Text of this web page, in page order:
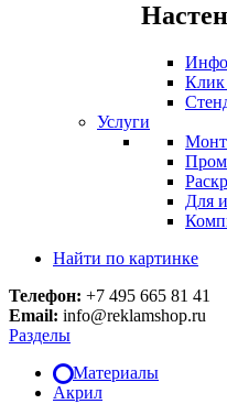
Клик
Услуги
Для
Найти по картинке
Телефон: +7 495 665 81 41
Email: info@reklamshop.ru
Разделы
Материалы
Акрил